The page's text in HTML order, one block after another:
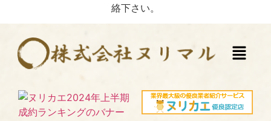
絡下さい。